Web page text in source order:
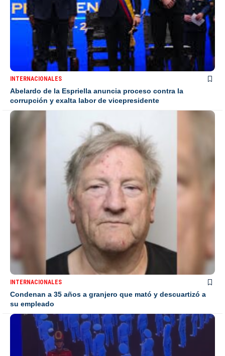
INTERNACIONALES
Abelardo de la Espriella anuncia proceso contra la
corrupción y exalta labor de vicepresidente
INTERNACIONALES
Condenan a 35 años a granjero que mató y descuartizó a
su empleado